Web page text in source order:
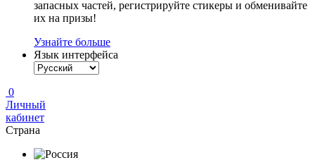
запасных частей, регистрируйте стикеры и обменивайте
их на призы!
Узнайте больше
Язык интерфейса
0
Личный
кабинет
Страна